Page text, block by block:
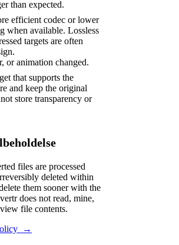
than expected.
efficient codec or lower
when available. Lossless
targets are often
or animation changed.
that supports the
and keep the original
store transparency or
files are processed
deleted within
them sooner with the
does not read, mine,
file contents.
→